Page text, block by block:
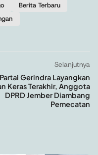
Berita Terbaru
Selanjutnya
Partai Gerindra Layangkan
Keras Terakhir, Anggota
DPRD Jember Diambang
Pemecatan